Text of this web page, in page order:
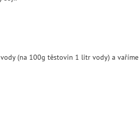
(na 100g těstovin 1 litr vody) a vaříme